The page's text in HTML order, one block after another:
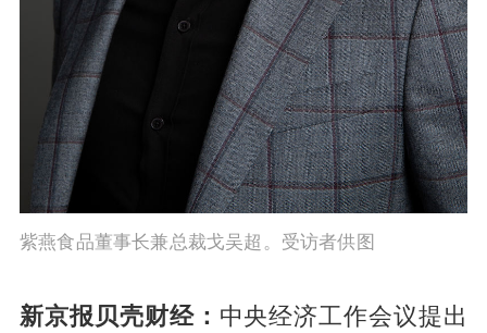
紫燕食品董事长兼总裁戈吴超。受访者供图
新京报贝壳财经： 中央经济工作会议提出